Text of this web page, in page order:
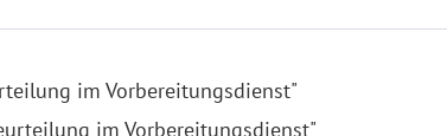
im Vorbereitungsdienst"
im Vorbereitungsdienst"